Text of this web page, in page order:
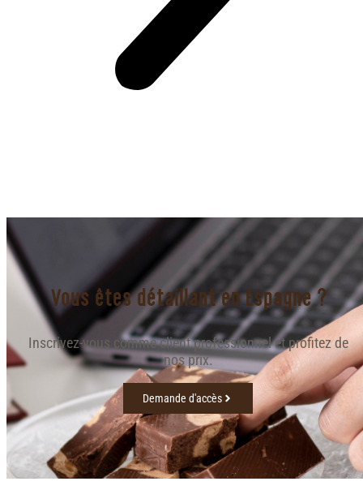
Vous êtes détaillant en Espagne ?
Inscrivez-vous comme client professionnel et profitez de
nos prix.
Demande d'accès